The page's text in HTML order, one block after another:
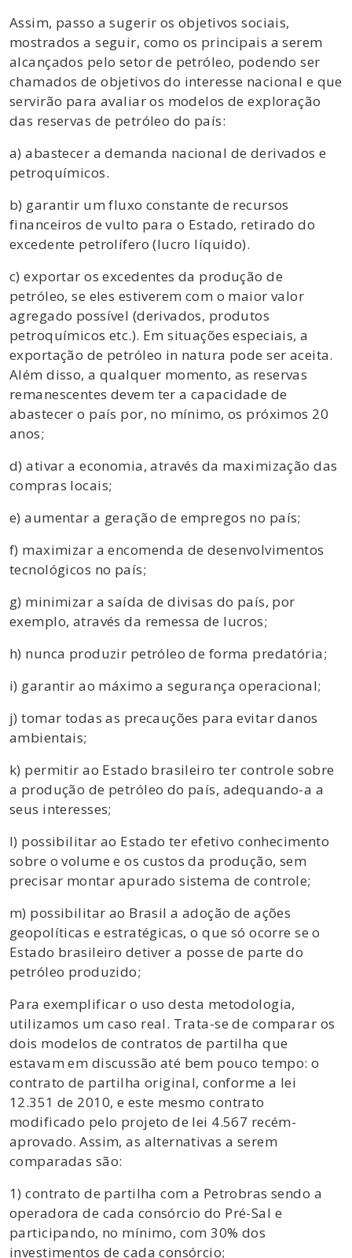
Assim, passo a sugerir os objetivos sociais,
mostrados a seguir, como os principais a serem
alcançados pelo setor de petróleo, podendo ser
chamados de objetivos do interesse nacional e que
servirão para avaliar os modelos de exploração
das reservas de petróleo do país:
a) abastecer a demanda nacional de derivados e
petroquímicos.
b) garantir um fluxo constante de recursos
financeiros de vulto para o Estado, retirado do
excedente petrolífero (lucro líquido).
c) exportar os excedentes da produção de
petróleo, se eles estiverem com o maior valor
agregado possível (derivados, produtos
petroquímicos etc.). Em situações especiais, a
exportação de petróleo in natura pode ser aceita.
Além disso, a qualquer momento, as reservas
remanescentes devem ter a capacidade de
abastecer o país por, no mínimo, os próximos 20
anos;
d) ativar a economia, através da maximização das
compras locais;
e) aumentar a geração de empregos no país;
f) maximizar a encomenda de desenvolvimentos
tecnológicos no país;
g) minimizar a saída de divisas do país, por
exemplo, através da remessa de lucros;
h) nunca produzir petróleo de forma predatória;
i) garantir ao máximo a segurança operacional;
j) tomar todas as precauções para evitar danos
ambientais;
k) permitir ao Estado brasileiro ter controle sobre
a produção de petróleo do país, adequando-a a
seus interesses;
l) possibilitar ao Estado ter efetivo conhecimento
sobre o volume e os custos da produção, sem
precisar montar apurado sistema de controle;
m) possibilitar ao Brasil a adoção de ações
geopolíticas e estratégicas, o que só ocorre se o
Estado brasileiro detiver a posse de parte do
petróleo produzido;
Para exemplificar o uso desta metodologia,
utilizamos um caso real. Trata-se de comparar os
dois modelos de contratos de partilha que
estavam em discussão até bem pouco tempo: o
contrato de partilha original, conforme a lei
12.351 de 2010, e este mesmo contrato
modificado pelo projeto de lei 4.567 recém-
aprovado. Assim, as alternativas a serem
comparadas são:
1) contrato de partilha com a Petrobras sendo a
operadora de cada consórcio do Pré-Sal e
participando, no mínimo, com 30% dos
investimentos de cada consórcio;